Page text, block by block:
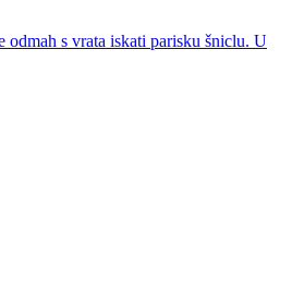
odmah s vrata iskati parisku šniclu. U